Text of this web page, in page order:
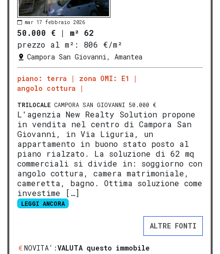
mar 17 febbraio 2026
50.000 € | m² 62
prezzo al m²:
806 €/m²
Campora San Giovanni, Amantea
piano: terra
zona OMI: E1
angolo cottura
TRILOCALE CAMPORA SAN GIOVANNI 50.000 €
L'agenzia New Realty Solution propone
in vendita nel centro di Campora San
Giovanni, in Via Liguria, un
appartamento in buono stato posto al
piano rialzato. La soluzione di 62 mq
commerciali si divide in: soggiorno con
angolo cottura, camera matrimoniale,
cameretta, bagno. Ottima soluzione come
investime […]
LEGGI ANCORA
ALTRE FONTI
NOVITA':VALUTA questo immobile